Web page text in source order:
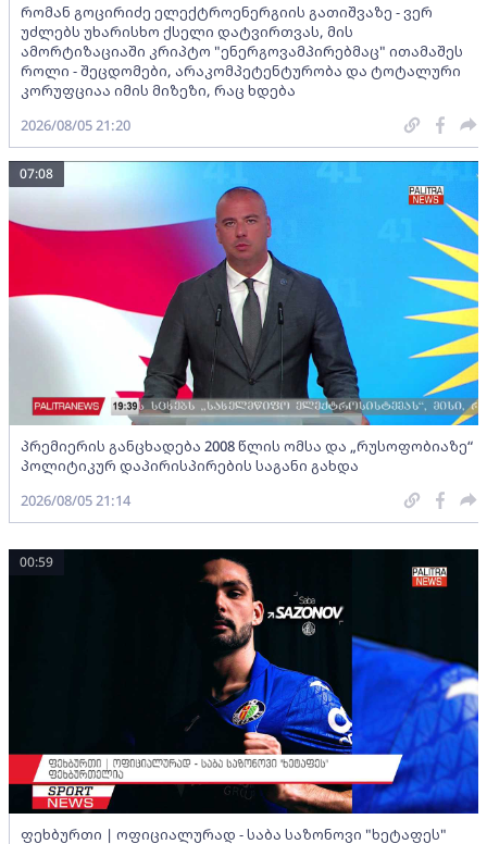
რომან გოცირიძე ელექტროენერგიის გათიშვაზე - ვერ
უძლებს უხარისხო ქსელი დატვირთვას, მის
ამორტიზაციაში კრიპტო "ენერგოვამპირებმაც" ითამაშეს
როლი - შეცდომები, არაკომპეტენტურობა და ტოტალური
კორუფციაა იმის მიზეზი, რაც ხდება
2026/08/05 21:20
პრემიერის განცხადება 2008 წლის ომსა და „რუსოფობიაზე“
პოლიტიკურ დაპირისპირების საგანი გახდა
07:08
2026/08/05 21:14
ფეხბურთი | ოფიციალურად - საბა საზონოვი "ხეტაფეს"
00:59